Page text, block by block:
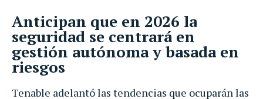
Tenable adelantó las tendencias que ocuparán las
Anticipan que en 2026 la
seguridad se centrará en
gestión autónoma y basada en
riesgos